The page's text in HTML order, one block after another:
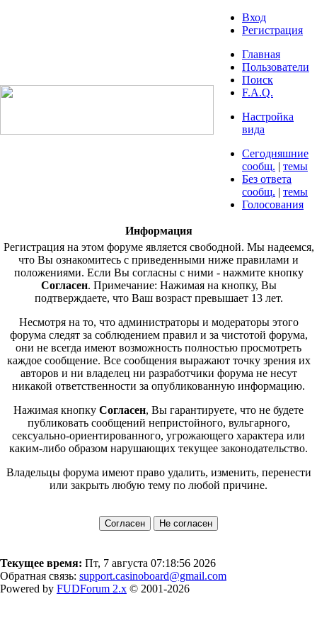
Вход
Регистрация
Главная
Пользователи
Поиск
F.A.Q.
Настройка
вида
Сегодняшние
сообщ. | темы
Без ответа
сообщ. | темы
Голосования
Информация
Регистрация на этом форуме является свободной. Мы надеемся,
что Вы ознакомитесь с приведенными ниже правилами и
положениями. Если Вы согласны с ними - нажмите кнопку
Согласен. Примечание: Нажимая на кнопку, Вы
подтверждаете, что Ваш возраст превышает 13 лет.
Несмотря на то, что администраторы и модераторы этого
форума следят за соблюдением правил и за чистотой форума,
они не всегда имеют возможность полностью просмотреть
каждое сообщение. Все сообщения выражают точку зрения их
авторов и ни владелец ни разработчики форума не несут
никакой ответственности за опубликованную информацию.
Нажимая кнопку Согласен, Вы гарантируете, что не будете
публиковать сообщений непристойного, вульгарного,
сексуально-ориентированного, угрожающего характера или
каким-либо образом нарушающих текущее законодательство.
Владельцы форума имеют право удалить, изменить, перенести
или закрыть любую тему по любой причине.
Текущее время: Пт, 7 августа 07:18:56 2026
Обратная связь: support.casinoboard@gmail.com
Powered by FUDForum 2.x © 2001-2026